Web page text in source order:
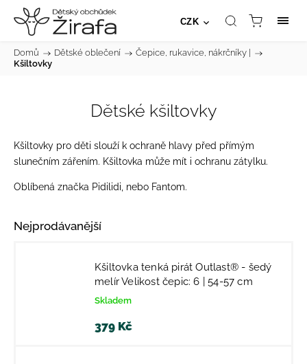
CZK
Domů / Dětské oblečení / Čepice, rukavice, nákrčníky |
/
Kšiltovky
Dětské kšiltovky
Kšiltovky pro děti slouží k ochraně hlavy před přímým
slunečním zářením. Kšiltovka může mít i ochranu zátylku.
Oblíbená značka Pidilidi , nebo Fantom.
Nejprodávanější
Kšiltovka tenká pirát Outlast® - šedý
melír Velikost čepic: 6 | 54-57 cm
Skladem
379 Kč